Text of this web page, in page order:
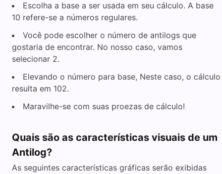
Escolha a base a ser usada em seu cálculo. A base
10 refere-se a números regulares.
Você pode escolher o número de antilogs que
gostaria de encontrar. No nosso caso, vamos
selecionar 2.
Elevando o número para base, Neste caso, o cálculo
resulta em 102.
Maravilhe-se com suas proezas de cálculo!
Quais são as características visuais de um
Antilog?
As seguintes características gráficas serão exibidas